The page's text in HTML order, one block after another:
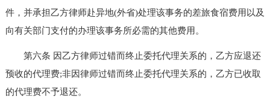
件，并承担乙方律师赴异地(外省)处理该事务的差旅食宿费用以及
向有关部门支付的办理该事务所必需的其他费用。
第六条 因乙方律师过错而终止委托代理关系的，乙方应退还
预收的代理费;非因律师过错而终止委托代理关系的，乙方已收取
的代理费不予退还。